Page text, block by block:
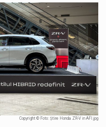
Copyright © Foto: Știre Honda ZR-V in AFI.jpg